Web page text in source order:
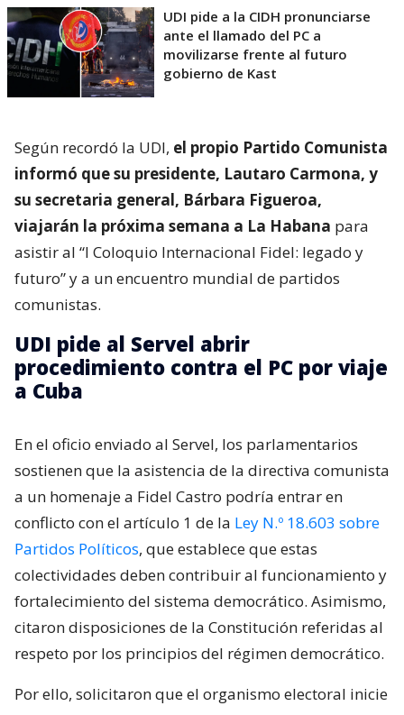
UDI pide a la CIDH pronunciarse
ante el llamado del PC a
movilizarse frente al futuro
gobierno de Kast
Según recordó la UDI, el propio Partido Comunista
informó que su presidente, Lautaro Carmona, y
su secretaria general, Bárbara Figueroa,
viajarán la próxima semana a La Habana para
asistir al “I Coloquio Internacional Fidel: legado y
futuro” y a un encuentro mundial de partidos
comunistas.
UDI pide al Servel abrir
procedimiento contra el PC por viaje
a Cuba
En el oficio enviado al Servel, los parlamentarios
sostienen que la asistencia de la directiva comunista
a un homenaje a Fidel Castro podría entrar en
conflicto con el artículo 1 de la Ley N.º 18.603 sobre
Partidos Políticos, que establece que estas
colectividades deben contribuir al funcionamiento y
fortalecimiento del sistema democrático. Asimismo,
citaron disposiciones de la Constitución referidas al
respeto por los principios del régimen democrático.
Por ello, solicitaron que el organismo electoral inicie